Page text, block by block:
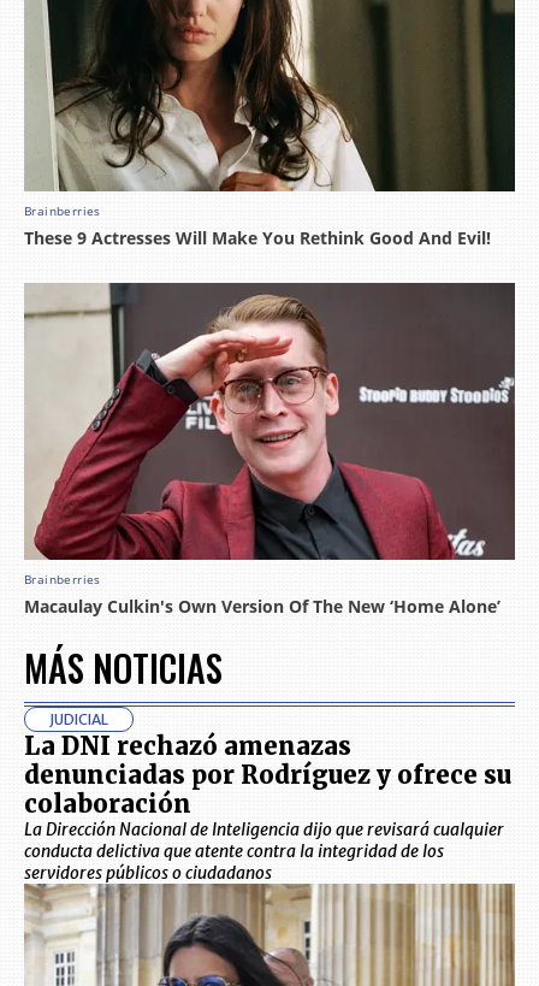
MÁS NOTICIAS
JUDICIAL
La DNI rechazó amenazas
denunciadas por Rodríguez y ofrece su
colaboración
La Dirección Nacional de Inteligencia dijo que revisará cualquier
conducta delictiva que atente contra la integridad de los
servidores públicos o ciudadanos